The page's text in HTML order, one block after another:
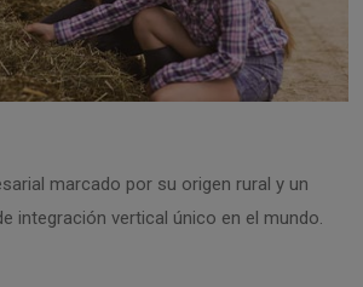
marcado por su origen rural y un
integración vertical único en el mundo.